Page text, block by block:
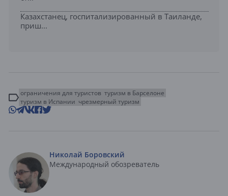
Казахстанец, госпитализированный в Таиланде,
приш...
ограничения для туристов туризм в Барселоне
туризм в Испании чрезмерный туризм
Николай Боровский
Международный обозреватель